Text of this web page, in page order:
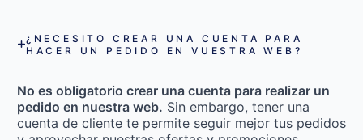
¿NECESITO CREAR UNA CUENTA PARA
HACER UN PEDIDO EN VUESTRA WEB?
No es obligatorio crear una cuenta para realizar un
pedido en nuestra web. Sin embargo, tener una
cuenta de cliente te permite seguir mejor tus pedidos